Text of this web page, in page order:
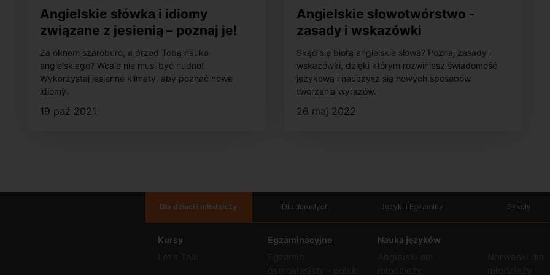
Angielskie słówka i idiomy
związane z jesienią – poznaj je!
Za oknem szaroburo, a przed Tobą nauka
angielskiego? Wcale nie musi być nudno!
Wykorzystaj jesienne klimaty, aby poznać nowe
idiomy.
19 paź 2021
Angielskie słowotwórstwo -
zasady i wskazówki
Skąd się biorą angielskie słowa? Poznaj zasady i
wskazówki, dzięki którym rozwiniesz świadomość
językową i nauczysz się nowych sposobów
tworzenia wyrazów.
26 maj 2022
Kursy Egzaminacyjne Nauka języków
Dla dzieci i młodzieży Dla dorosłych Języki i Egzaminy Szkoły